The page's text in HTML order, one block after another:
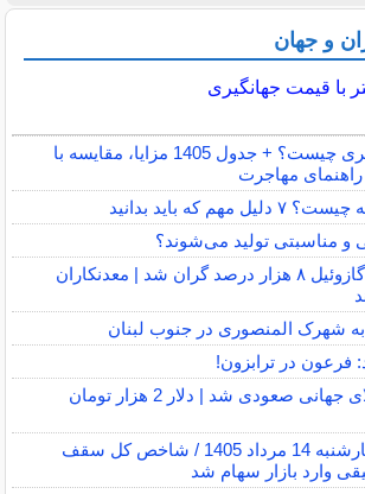
و جهان
با قیمت جهانگیری
نرم‌افزار حسابداری ابری چیست؟ + جدول 1405 مزایا، مقایسه با
مهاجرت
که باید بدانید
مناسبتی تولید می‌شوند؟
شوک تازه به معادن؛ گازوئیل ۸ هزار درصد گران شد | معدنکاران
شهرک المنصوری در جنوب لبنان
در ترابزون!
بازار طلا با لیدری طلای جهانی صعودی شد | دلار 2 هزار تومان
پایان بورس امروز چهارشنبه 14 مرداد 1405 / شاخص کل سقف